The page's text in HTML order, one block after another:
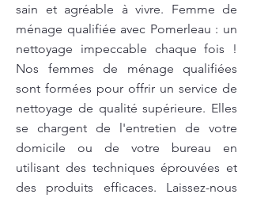
sain et agréable à vivre. Femme de
ménage qualifiée avec Pomerleau : un
nettoyage impeccable chaque fois !
Nos femmes de ménage qualifiées
sont formées pour offrir un service de
nettoyage de qualité supérieure. Elles
se chargent de l'entretien de votre
domicile ou de votre bureau en
utilisant des techniques éprouvées et
des produits efficaces. Laissez-nous